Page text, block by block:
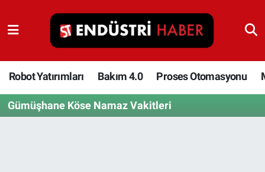
Robot Yatırımları Bakım 4.0 Proses Otomasyonu
Gümüşhane Köse Namaz Vakitleri
Robot Yatırımları
Bakım 4.0
Proses Otomasyonu